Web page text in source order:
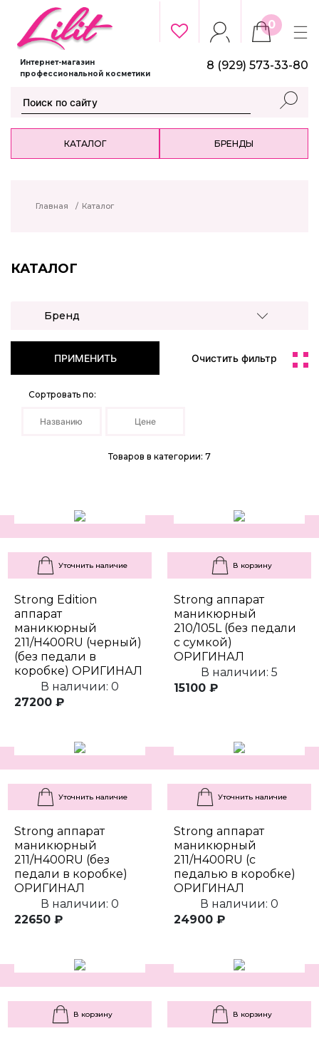
Интернет-магазин
профессиональной косметики
0
8 (929) 573-33-80
КАТАЛОГ БРЕНДЫ
Главная / Каталог
КАТАЛОГ
Бренд
ПРИМЕНИТЬ Очистить фильтр
Сортровать по:
Названию Цене
Товаров в категории: 7
Уточнить наличие
Strong Edition
аппарат
маникюрный
211/H400RU (черный)
(без педали в
коробке) ОРИГИНАЛ
В наличии: 0
27200 ₽
В корзину
Strong аппарат
маникюрный
210/105L (без педали
с сумкой)
ОРИГИНАЛ
В наличии: 5
15100 ₽
Уточнить наличие
Strong аппарат
маникюрный
211/H400RU (без
педали в коробке)
ОРИГИНАЛ
В наличии: 0
22650 ₽
Уточнить наличие
Strong аппарат
маникюрный
211/H400RU (с
педалью в коробке)
ОРИГИНАЛ
В наличии: 0
24900 ₽
В корзину В корзину